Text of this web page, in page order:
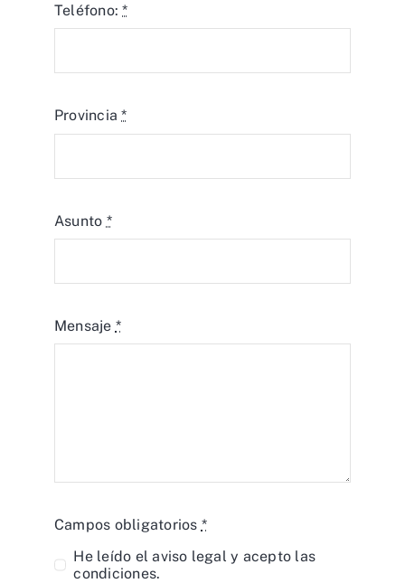
Teléfono:*
Provincia*
Asunto *
Mensaje *
Campos obligatorios *
He leído elaviso legal y acepto las
condiciones.